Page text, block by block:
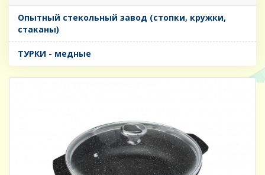
Опытный стекольный завод (стопки, кружки,
стаканы)
ТУРКИ - медные